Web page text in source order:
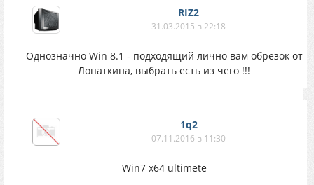
RIZ2
31.03.2015 в 22:18
Однозначно Win 8.1 - подходящий лично вам обрезок от
Лопаткина, выбрать есть из чего !!!
1q2
07.11.2016 в 11:30
Win7 x64 ultimete